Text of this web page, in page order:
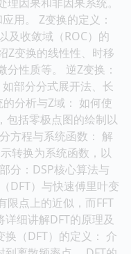
用。 Z变换的定义：
及收敛域（ROC）的
Z变换的线性性、时移
性质等。 逆Z变换：
部分分式展开法、长
分析与Z域： 如何使
包括零极点图的绘制以
方程与系统函数： 解
转换为系统函数，以
分：DSP核心算法与
DFT）与快速傅里叶变
限点上的近似，而FFT
细讲解DFT的原理及
换（DFT）的定义： 介